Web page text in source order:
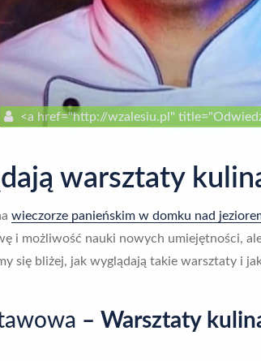
<a href="http://wzalesiu.pl"
warsztaty
wieczorze panieńskim w domku nad
i możliwość nauki nowych umiejętności,
się bliżej, jak wyglądają takie warsztaty i
– Warsztaty